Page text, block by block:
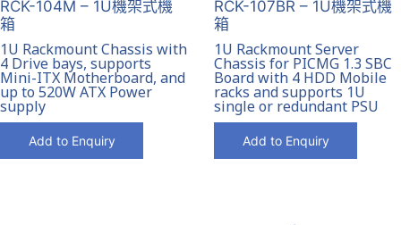
RCK-104M – 1U機架式機
箱
1U Rackmount Chassis with
4 Drive bays, supports
Mini-ITX Motherboard, and
up to 520W ATX Power
supply
Add to Enquiry
RCK-107BR – 1U機架式機
箱
1U Rackmount Server
Chassis for PICMG 1.3 SBC
Board with 4 HDD Mobile
racks and supports 1U
single or redundant PSU
Add to Enquiry